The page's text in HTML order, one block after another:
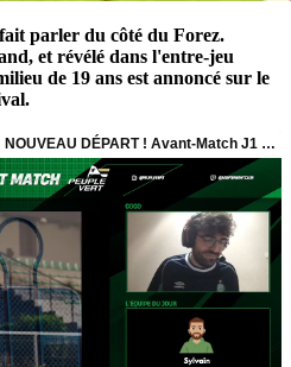
parler du côté du Forez.
et révélé dans l'entre-jeu
de 19 ans est annoncé sur le